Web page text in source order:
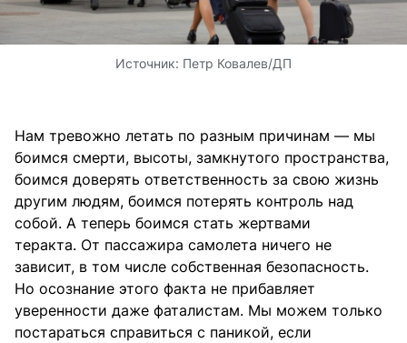
Источник: Петр Ковалев/ДП
Нам тревожно летать по разным причинам — мы
боимся смерти, высоты, замкнутого пространства,
боимся доверять ответственность за свою жизнь
другим людям, боимся потерять контроль над
собой. А теперь боимся стать жертвами
теракта. От пассажира самолета ничего не
зависит, в том числе собственная безопасность.
Но осознание этого факта не прибавляет
уверенности даже фаталистам. Мы можем только
постараться справиться с паникой, если